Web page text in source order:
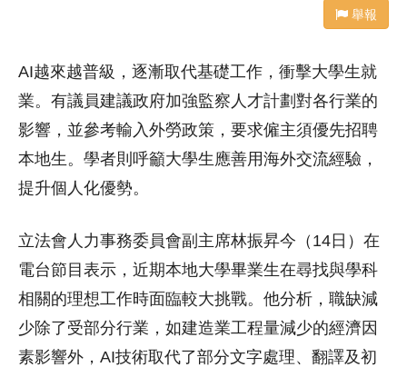
舉報
AI越來越普級，逐漸取代基礎工作，衝擊大學生就
業。有議員建議政府加強監察人才計劃對各行業的
影響，並參考輸入外勞政策，要求僱主須優先招聘
本地生。學者則呼籲大學生應善用海外交流經驗，
提升個人化優勢。
立法會人力事務委員會副主席林振昇今（14日）在
電台節目表示，近期本地大學畢業生在尋找與學科
相關的理想工作時面臨較大挑戰。他分析，職缺減
少除了受部分行業，如建造業工程量減少的經濟因
素影響外，AI技術取代了部分文字處理、翻譯及初